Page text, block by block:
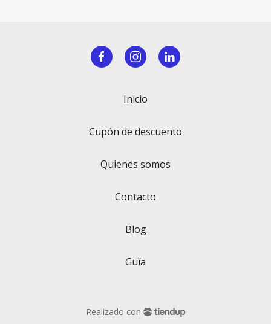
Inicio
Cupón de descuento
Quienes somos
Contacto
Blog
Guía
Realizado con